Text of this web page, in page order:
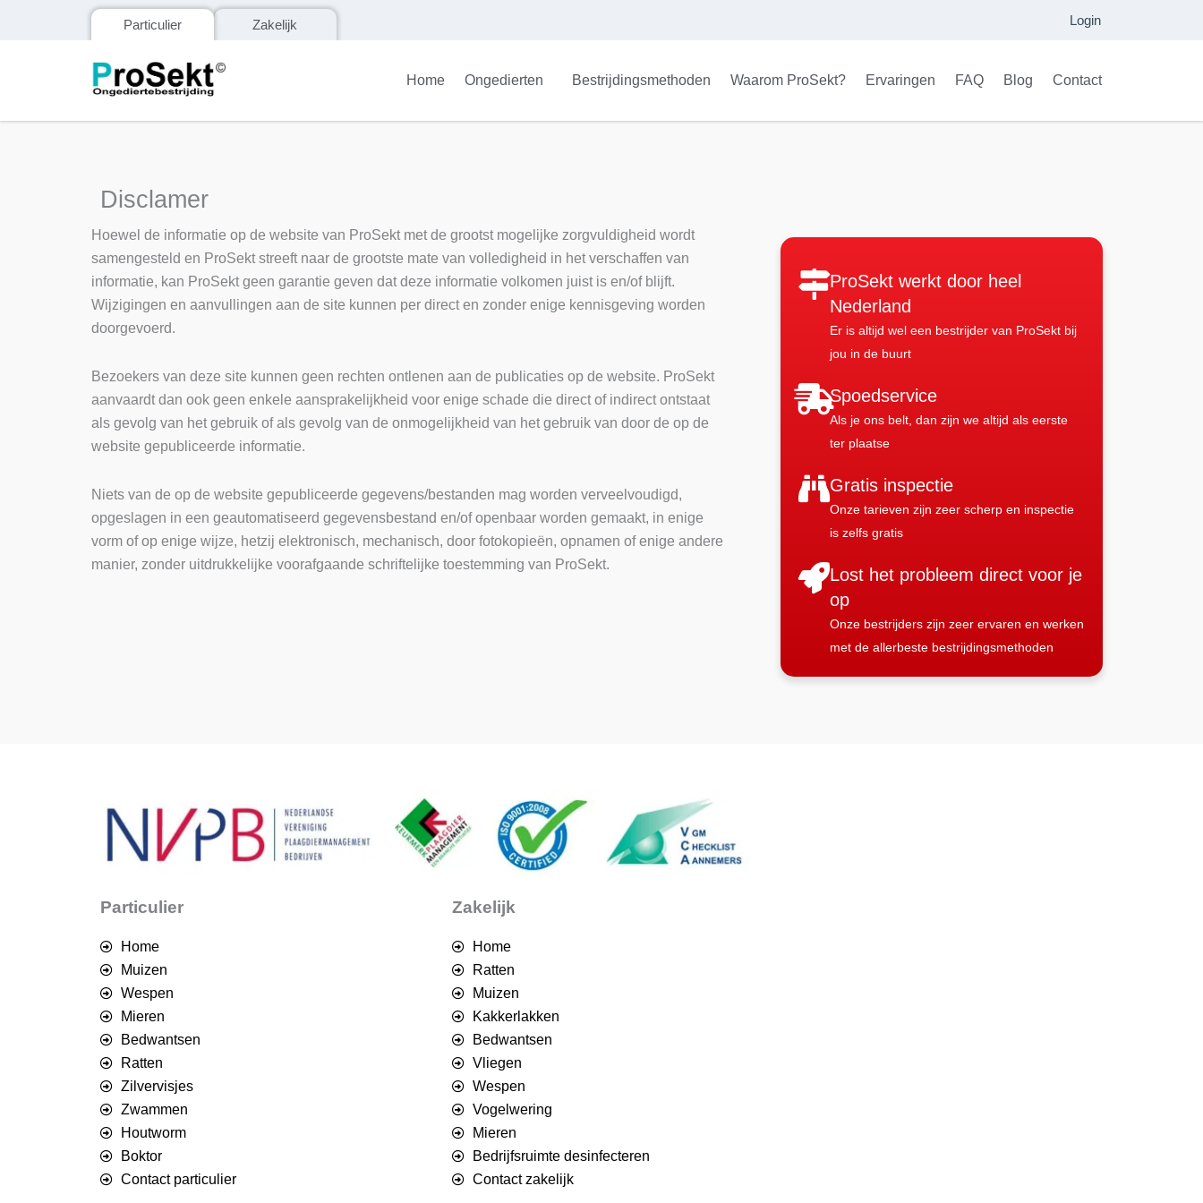
Particulier Zakelijk Login
Home Ongedierten Bestrijdingsmethoden Waarom ProSekt? Ervaringen FAQ Blog Contact
Disclamer
Hoewel de informatie op de website van ProSekt met de grootst mogelijke zorgvuldigheid wordt
samengesteld en ProSekt streeft naar de grootste mate van volledigheid in het verschaffen van
informatie, kan ProSekt geen garantie geven dat deze informatie volkomen juist is en/of blijft.
Wijzigingen en aanvullingen aan de site kunnen per direct en zonder enige kennisgeving worden
doorgevoerd.
Bezoekers van deze site kunnen geen rechten ontlenen aan de publicaties op de website. ProSekt
aanvaardt dan ook geen enkele aansprakelijkheid voor enige schade die direct of indirect ontstaat
als gevolg van het gebruik of als gevolg van de onmogelijkheid van het gebruik van door de op de
website gepubliceerde informatie.
Niets van de op de website gepubliceerde gegevens/bestanden mag worden verveelvoudigd,
opgeslagen in een geautomatiseerd gegevensbestand en/of openbaar worden gemaakt, in enige
vorm of op enige wijze, hetzij elektronisch, mechanisch, door fotokopieën, opnamen of enige andere
manier, zonder uitdrukkelijke voorafgaande schriftelijke toestemming van ProSekt.
ProSekt werkt door heel
Nederland
Er is altijd wel een bestrijder van ProSekt bij
jou in de buurt
Spoedservice
Als je ons belt, dan zijn we altijd als eerste
ter plaatse
Gratis inspectie
Onze tarieven zijn zeer scherp en inspectie
is zelfs gratis
Lost het probleem direct voor je
op
Onze bestrijders zijn zeer ervaren en werken
met de allerbeste bestrijdingsmethoden
Particulier
Home
Muizen
Wespen
Mieren
Bedwantsen
Ratten
Zilvervisjes
Zwammen
Houtworm
Boktor
Contact particulier
Zakelijk
Home
Ratten
Muizen
Kakkerlakken
Bedwantsen
Vliegen
Wespen
Vogelwering
Mieren
Bedrijfsruimte desinfecteren
Contact zakelijk